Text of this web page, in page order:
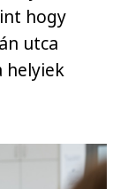
hogy
utca
helyiek